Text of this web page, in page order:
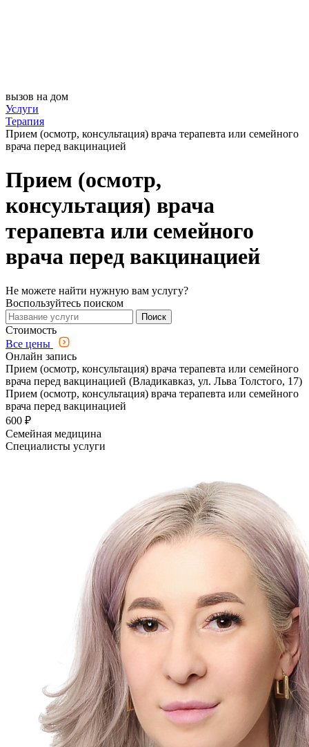
вызов на дом
Услуги
Терапия
Прием (осмотр, консультация) врача терапевта или семейного
врача перед вакцинацией
Прием (осмотр,
консультация) врача
терапевта или семейного
врача перед вакцинацией
Не можете найти нужную вам услугу?
Воспользуйтесь поиском
Поиск
Стоимость
Все цены
Онлайн запись
Прием (осмотр, консультация) врача терапевта или семейного
врача перед вакцинацией (Владикавказ, ул. Льва Толстого, 17)
Прием (осмотр, консультация) врача терапевта или семейного
врача перед вакцинацией
600 ₽
Семейная медицина
Специалисты услуги